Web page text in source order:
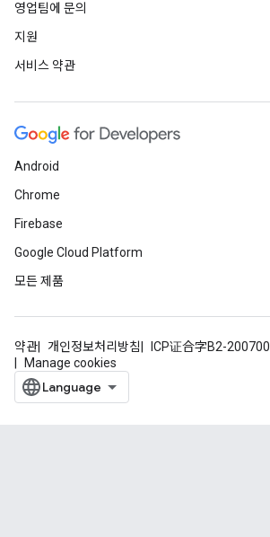
영업팀에 문의
지원
서비스 약관
Android
Chrome
Firebase
Google Cloud Platform
모든 제품
약관 개인정보처리방침
ICP证合字B2-
Manage cookies